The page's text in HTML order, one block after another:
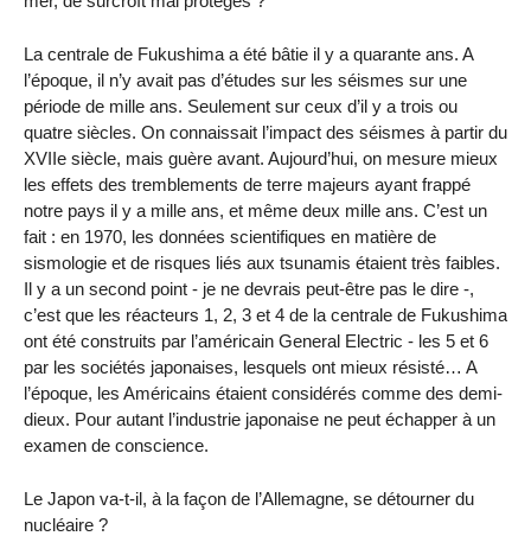
La centrale de Fukushima a été bâtie il y a quarante ans. A
l’époque, il n’y avait pas d’études sur les séismes sur une
période de mille ans. Seulement sur ceux d’il y a trois ou
quatre siècles. On connaissait l’impact des séismes à partir du
XVIIe siècle, mais guère avant. Aujourd’hui, on mesure mieux
les effets des tremblements de terre majeurs ayant frappé
notre pays il y a mille ans, et même deux mille ans. C’est un
fait : en 1970, les données scientifiques en matière de
sismologie et de risques liés aux tsunamis étaient très faibles.
Il y a un second point - je ne devrais peut-être pas le dire -,
c’est que les réacteurs 1, 2, 3 et 4 de la centrale de Fukushima
ont été construits par l’américain General Electric - les 5 et 6
par les sociétés japonaises, lesquels ont mieux résisté… A
l’époque, les Américains étaient considérés comme des demi-
dieux. Pour autant l’industrie japonaise ne peut échapper à un
examen de conscience.
Le Japon va-t-il, à la façon de l’Allemagne, se détourner du
nucléaire ?